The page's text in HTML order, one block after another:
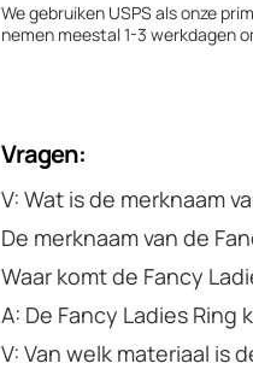
We gebruiken USPS als onze
nemen meestal 1-3 werkdagen
Vragen:
V: Wat is de merknaam
De merknaam van de
Waar komt de Fancy
A: De Fancy Ladies Ring
V: Van welk materiaal is